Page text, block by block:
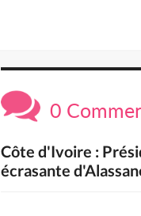
0
Côte d'Ivoire :
écrasante